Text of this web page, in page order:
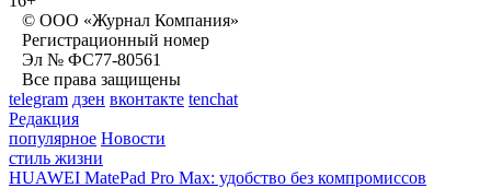
© ООО «Журнал Компания»
Регистрационный номер
Эл № ФС77-80561
Все права защищены
telegram дзен вконтакте tenchat
Редакция
популярное Новости
стиль жизни
HUAWEI MatePad Pro Max: удобство без компромиссов